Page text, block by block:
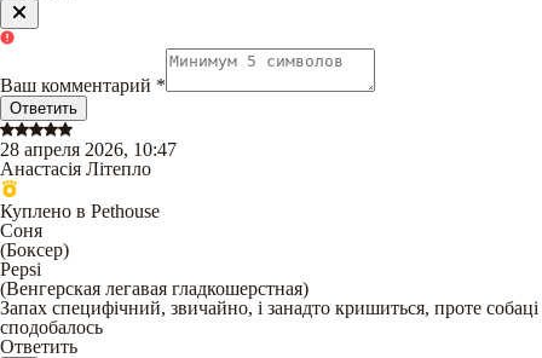
Ваш комментарий *
Ответить
28 апреля 2026, 10:47
Анастасія Літепло
Куплено в Pethouse
Соня
(Боксер)
Pepsi
(Венгерская легавая гладкошерстная)
Запах специфічний, звичайно, і занадто кришиться, проте собаці
сподобалось
Ответить